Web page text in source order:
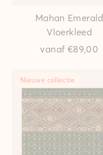
Mahan Emerald
Vloerkleed
vanaf €89,00
Nieuwe collectie